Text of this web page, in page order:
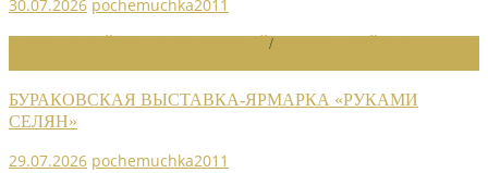
30.07.2026 pochemuchka2011
/
БУРАКОВСКАЯ ВЫСТАВКА-ЯРМАРКА «РУКАМИ
СЕЛЯН»
29.07.2026 pochemuchka2011